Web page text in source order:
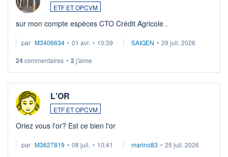
ETF ET OPCVM
sur mon compte espèces CTO Crédit Agricole .
par M3406634 • 01 avr. • 10:39 SAIQEN • 29 juil. 2026
24commentaires • 2 j'aime
L'OR
ETF ET OPCVM
Oriez vous l'or? Est ce bien l'or
par M3627819 • 08 juil. • 10:41 marino83 • 25 juil. 2026